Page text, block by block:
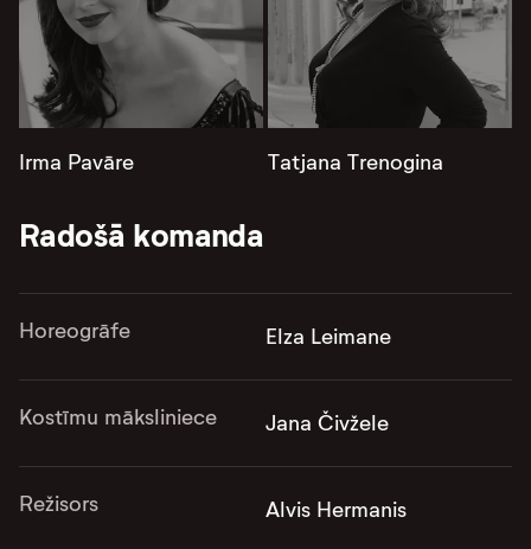
Irma Pavāre Tatjana Trenogina
Radošā komanda
Horeogrāfe Elza Leimane
Kostīmu māksliniece Jana Čivžele
Režisors Alvis Hermanis